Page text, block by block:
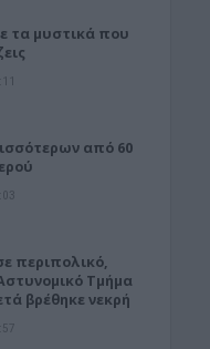
τα μυστικά που
από 60
περιπολικό,
Τμήμα
βρέθηκε νεκρή